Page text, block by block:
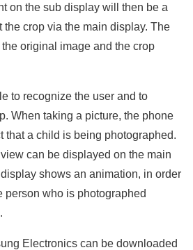
on the sub display will then be a
the crop via the main display. The
original image and the crop
to recognize the user and to
When taking a picture, the phone
that a child is being photographed.
can be displayed on the main
shows an animation, in order
person who is photographed
Electronics can be downloaded